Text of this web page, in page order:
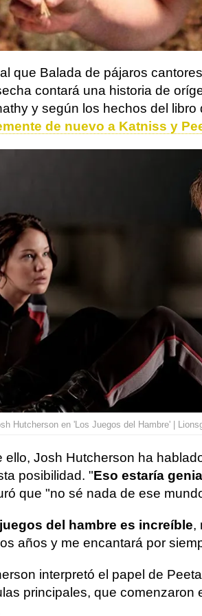
tras elespectacular reparto
esta precuela está atrayendo
rumorea con el regreso de
que Balada de pájaros
contará una historia de
y según los hechos del libro
de nuevo a Katniss y
Hutcherson en 'Los Juegos del Hambre' |
ello, Josh Hutcherson ha
posibilidad. "Eso estaría
que "no sé nada de ese
del hambre es increíble,
años y me encantará por
interpretó el papel de
principales, que comenzaron